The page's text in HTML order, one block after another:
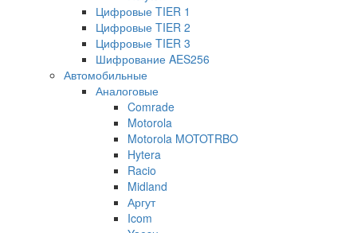
Цифровые TIER 1
Цифровые TIER 2
Цифровые TIER 3
Шифрование AES256
Автомобильные
Аналоговые
Comrade
Motorola
Motorola MOTOTRBO
Hytera
Racio
Midland
Аргут
Icom